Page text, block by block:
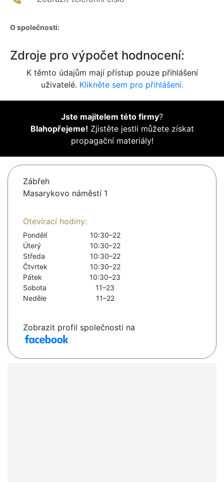
O společnosti:
Zdroje pro výpočet hodnocení:
K těmto údajům mají přístup pouze přihlášení
uživatelé. Klikněte sem pro přihlášení.
Jste majitelem této firmy?
Blahopřejeme! Zjistěte jestli můžete získat
propagační materiály!
Zábřeh
Masarykovo náměstí 1
Otevírací hodiny:
Pondělí
10:30–22
Úterý
10:30–22
Středa
10:30–22
Čtvrtek
10:30–22
Pátek
10:30–23
Sobota
11–23
Neděle
11–22
Zobrazit profil společnosti na